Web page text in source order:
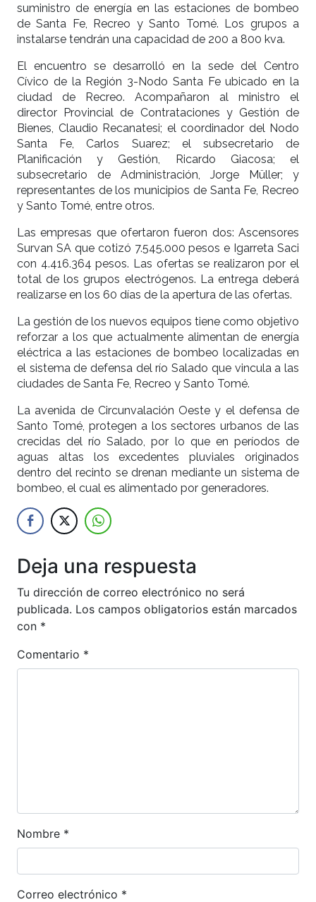
suministro de energía en las estaciones de bombeo
de Santa Fe, Recreo y Santo Tomé. Los grupos a
instalarse tendrán una capacidad de 200 a 800 kva.
El encuentro se desarrolló en la sede del Centro
Cívico de la Región 3-Nodo Santa Fe ubicado en la
ciudad de Recreo. Acompañaron al ministro el
director Provincial de Contrataciones y Gestión de
Bienes, Claudio Recanatesi; el coordinador del Nodo
Santa Fe, Carlos Suarez; el subsecretario de
Planificación y Gestión, Ricardo Giacosa; el
subsecretario de Administración, Jorge Müller; y
representantes de los municipios de Santa Fe, Recreo
y Santo Tomé, entre otros.
Las empresas que ofertaron fueron dos: Ascensores
Survan SA que cotizó 7.545.000 pesos e Igarreta Saci
con 4.416.364 pesos. Las ofertas se realizaron por el
total de los grupos electrógenos. La entrega deberá
realizarse en los 60 días de la apertura de las ofertas.
La gestión de los nuevos equipos tiene como objetivo
reforzar a los que actualmente alimentan de energía
eléctrica a las estaciones de bombeo localizadas en
el sistema de defensa del río Salado que vincula a las
ciudades de Santa Fe, Recreo y Santo Tomé.
La avenida de Circunvalación Oeste y el defensa de
Santo Tomé, protegen a los sectores urbanos de las
crecidas del río Salado, por lo que en períodos de
aguas altas los excedentes pluviales originados
dentro del recinto se drenan mediante un sistema de
bombeo, el cual es alimentado por generadores.
Deja una respuesta
Tu dirección de correo electrónico no será
publicada. Los campos obligatorios están marcados
con *
Comentario *
Nombre *
Correo electrónico *